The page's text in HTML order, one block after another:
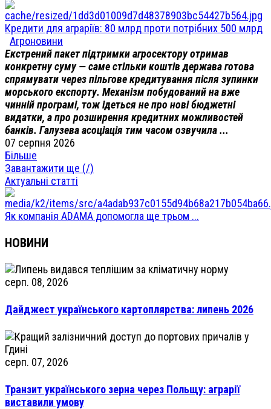
Кредити для аграріїв: 80 млрд проти потрібних 500 млрд
Агроновини
Екстрений пакет підтримки агросектору отримав
конкретну суму — саме стільки коштів держава готова
спрямувати через пільгове кредитування після зупинки
морського експорту. Механізм побудований на вже
чинній програмі, тож ідеться не про нові бюджетні
видатки, а про розширення кредитних можливостей
банків. Галузева асоціація тим часом озвучила ...
07 серпня 2026
Більше
Завантажити ще (/)
Актуальні статті
Як компанія ADAMA допомогла ще трьом ...
НОВИНИ
серп. 08, 2026
Дайджест українського картоплярства: липень 2026
серп. 07, 2026
Транзит українського зерна через Польщу: аграрії
виставили умову